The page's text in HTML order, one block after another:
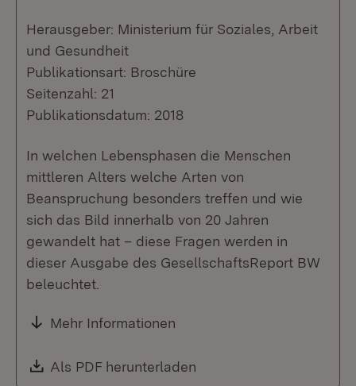
Herausgeber: Ministerium für Soziales, Arbeit
und Gesundheit
Publikationsart: Broschüre
Seitenzahl: 21
Publikationsdatum: 2018
In welchen Lebensphasen die Menschen
mittleren Alters welche Arten von
Beanspruchung besonders treffen und wie
sich das Bild innerhalb von 20 Jahren
gewandelt hat – diese Fragen werden in
dieser Ausgabe des GesellschaftsReport BW
beleuchtet.
Mehr Informationen
Download:
Als PDF herunterladen